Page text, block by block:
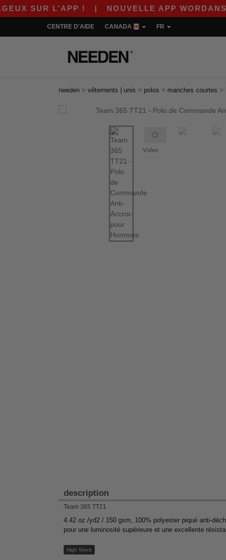
L’APP !| NOUVELLE APP WORDANS ! $10
CENTRE D'AIDE CANADA FR
needen > vêtements | unis > polos > manches courtes >
Video
description
Team 365 TT21
4.42 oz./yd2 / 150 gsm, 100% polyester piqué anti-
pour une luminosité supérieure et une excellente
High Stock